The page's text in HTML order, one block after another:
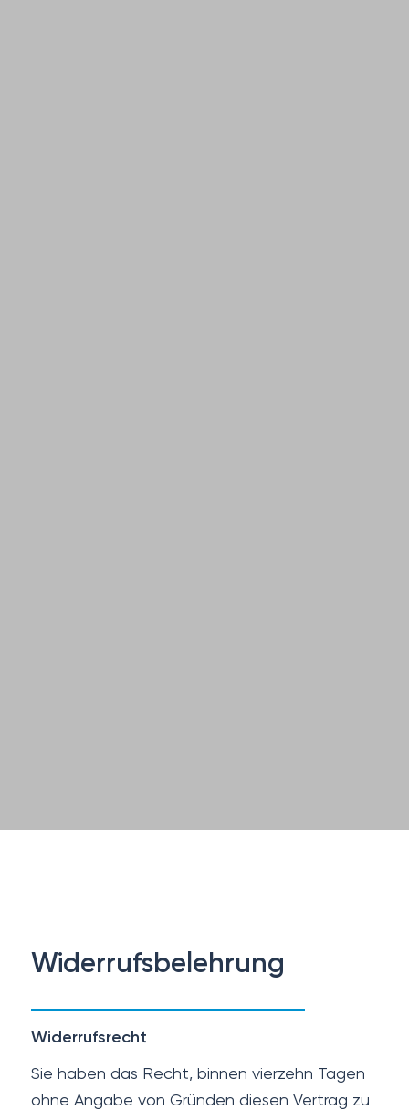
Widerrufsbelehrung
Widerrufsrecht
Sie haben das Recht, binnen vierzehn Tagen
ohne Angabe von Gründen diesen Vertrag zu